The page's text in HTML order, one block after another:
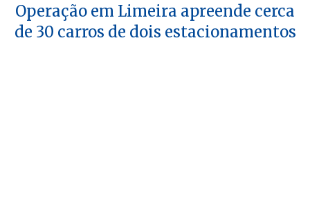
Operação em Limeira apreende cerca
de 30 carros de dois estacionamentos